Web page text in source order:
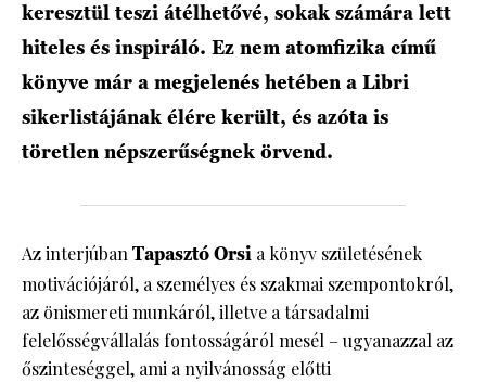
keresztül teszi átélhetővé, sokak számára lett
hiteles és inspiráló. Ez nem atomfizika című
könyve már a megjelenés hetében a Libri
sikerlistájának élére került, és azóta is
töretlen népszerűségnek örvend.
Az interjúbanTapasztó Orsi a könyv születésének
motivációjáról, a személyes és szakmai szempontokról,
az önismereti munkáról, illetve a társadalmi
felelősségvállalás fontosságáról mesél – ugyanazzal az
őszinteséggel, ami a nyilvánosság előtti